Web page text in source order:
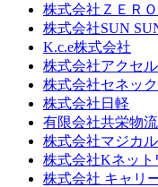
株式会社ＺＥＲＯ
株式会社SUN
K.c.e株式会社
株式会社アクセ
株式会社セネック
株式会社日軽
有限会社共栄物流
株式会社マジカ
株式会社Kネット
株式会社 キャリ